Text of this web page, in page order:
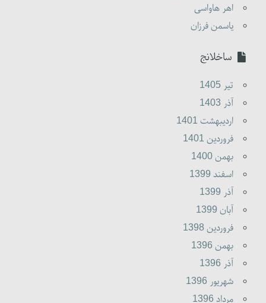
اهر هاواسی
یاسمن فرزان
ساخلانج
تير 1405
آذر 1403
ارديبهشت 1401
فروردين 1401
بهمن 1400
اسفند 1399
آذر 1399
آبان 1399
فروردين 1398
بهمن 1396
آذر 1396
شهريور 1396
مرداد 1396